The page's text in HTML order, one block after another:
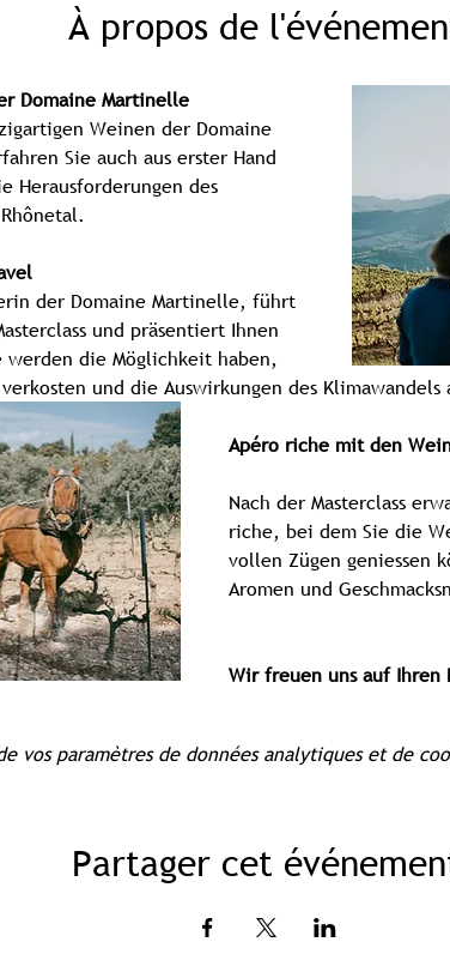
À propos de
Domaine Martinelle
Weinen der Domaine
Sie auch aus erster Hand
Herausforderungen des
der Domaine Martinelle, führt
und präsentiert Ihnen
die Möglichkeit haben,
und die Auswirkungen des
Apéro riche mit den
Nach der Masterclass
riche, bei dem Sie die
vollen Zügen geniessen
Aromen und
Wir freuen uns auf Ihren
vos paramètres de données analytiques et de
Partager cet